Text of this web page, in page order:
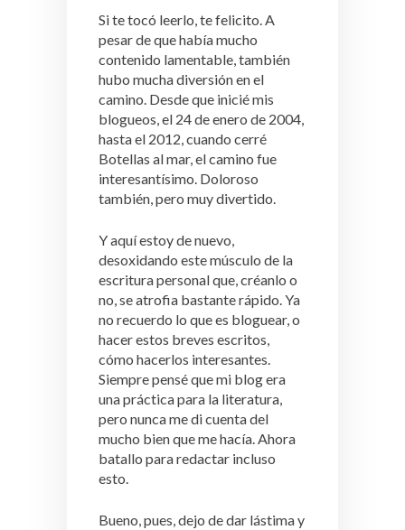
Si te tocó leerlo, te felicito. A
pesar de que había mucho
contenido lamentable, también
hubo mucha diversión en el
camino. Desde que inicié mis
blogueos, el 24 de enero de 2004,
hasta el 2012, cuando cerré
Botellas al mar, el camino fue
interesantísimo. Doloroso
también, pero muy divertido.
Y aquí estoy de nuevo,
desoxidando este músculo de la
escritura personal que, créanlo o
no, se atrofia bastante rápido. Ya
no recuerdo lo que es bloguear, o
hacer estos breves escritos,
cómo hacerlos interesantes.
Siempre pensé que mi blog era
una práctica para la literatura,
pero nunca me di cuenta del
mucho bien que me hacía. Ahora
batallo para redactar incluso
esto.
Bueno, pues, dejo de dar lástima y